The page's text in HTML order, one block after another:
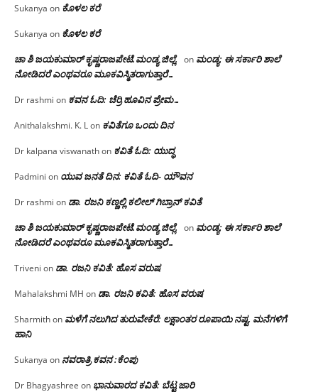
Sukanya on ಕೊಳಲ ಕರೆ
Sukanya on ಕೊಳಲ ಕರೆ
ಚಾ ಶಿ ಜಯಕುಮಾರ್ ಕೃಷ್ಣರಾಜಪೇಟೆ.ಮಂಡ್ಯ ಜಿಲ್ಲೆ. on ಮಂಡ್ಯ: ಈ ಸರ್ಕಾರಿ ಶಾಲೆ
ನೋಡಿದರೆ ಎಂಥವರೂ ಮೂಕವಿಸ್ಮಿತರಾಗುತ್ತಾರೆ…
Dr rashmi on ಕವನ ಓದಿ: ಚೆರ್ರಿ ಹೂವಿನ ಪ್ರೇಮ…
Anithalakshmi. K. Lon ಕವಿತೆಗೂ ಒಂದು ದಿನ
Dr kalpana viswanathon ಕವಿತೆ ಓದಿ: ಯುದ್ಧ
Padmini on ಯುವ ಜನತೆ ದಿನ: ಕವಿತೆ ಓದಿ- ಯೌವನ
Dr rashmi on ಡಾ. ರಜನಿ‌ ಕಣ್ಣಲ್ಲಿ ಕಲೀಲ್ ಗಿಬ್ರಾನ್ ಕವಿತೆ
ಚಾ ಶಿ ಜಯಕುಮಾರ್ ಕೃಷ್ಣರಾಜಪೇಟೆ.ಮಂಡ್ಯ ಜಿಲ್ಲೆ. on ಮಂಡ್ಯ: ಈ ಸರ್ಕಾರಿ ಶಾಲೆ
ನೋಡಿದರೆ ಎಂಥವರೂ ಮೂಕವಿಸ್ಮಿತರಾಗುತ್ತಾರೆ…
Triveni on ಡಾ. ರಜನಿ ಕವಿತೆ: ಹೊಸ ವರುಷ
Mahalakshmi MH on ಡಾ. ರಜನಿ ಕವಿತೆ: ಹೊಸ ವರುಷ
Sharmithon ಮಳೆಗೆ ನಲುಗಿದ ತುರುವೇಕೆರೆ: ಲಕ್ಷಾಂತರ ರೂಪಾಯಿ ನಷ್ಟ, ಮನೆಗಳಿಗೆ
ಹಾನಿ
Sukanya on ನವರಾತ್ರಿ ಕವನ :ಕೆಂಪು
Dr Bhagyashree on ಭಾನುವಾರದ ಕವಿತೆ: ಬೆಟ್ಟ ಜಾರಿ